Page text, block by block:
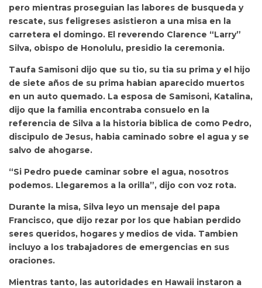
pero mientras proseguian las labores de busqueda y
rescate, sus feligreses asistieron a una misa en la
carretera el domingo. El reverendo Clarence “Larry”
Silva, obispo de Honolulu, presidio la ceremonia.
Taufa Samisoni dijo que su tio, su tia su prima y el hijo
de siete años de su prima habian aparecido muertos
en un auto quemado. La esposa de Samisoni, Katalina,
dijo que la familia encontraba consuelo en la
referencia de Silva a la historia biblica de como Pedro,
discipulo de Jesus, habia caminado sobre el agua y se
salvo de ahogarse.
“Si Pedro puede caminar sobre el agua, nosotros
podemos. Llegaremos a la orilla”, dijo con voz rota.
Durante la misa, Silva leyo un mensaje del papa
Francisco, que dijo rezar por los que habian perdido
seres queridos, hogares y medios de vida. Tambien
incluyo a los trabajadores de emergencias en sus
oraciones.
Mientras tanto, las autoridades en Hawaii instaron a